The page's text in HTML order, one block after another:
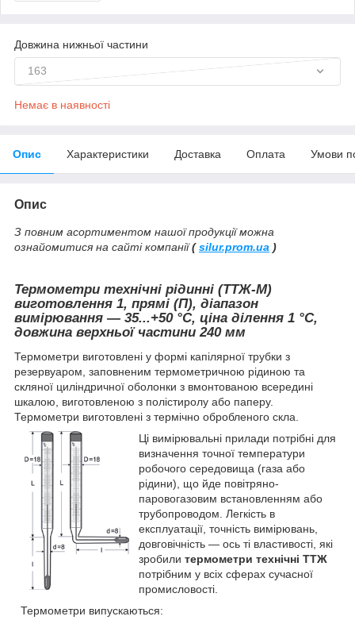
Довжина нижньої частини
163
Немає в наявності
Опис Характеристики Доставка Оплата Умови
Опис
З повним асортиментом нашої продукції можна
ознайомитися на сайті компанії(silur.prom.ua )
Термометри технічні рідинні (ТТЖ-М)
виготовлення 1, прямі (П), діапазон
вимірювання — 35...+50 °С, ціна ділення 1 °С,
довжина верхньої частини 240 мм
Термометри виготовлені у формі капілярної трубки з
резервуаром, заповненим термометричною рідиною та
скляної циліндричної оболонки з вмонтованою всередині
шкалою, виготовленою з полістиролу або паперу.
Термометри виготовлені з термічно обробленого скла.
Ці вимірювальні прилади потрібні для
визначення точної температури
робочого середовища (газа або
рідини), що йде повітряно-
паровогазовим встановленням або
трубопроводом. Легкість в
експлуатації, точність вимірювань,
довговічність — ось ті властивості, які
зробили термометри технічні ТТЖ
потрібним у всіх сферах сучасної
промисловості.
Термометри випускаються: